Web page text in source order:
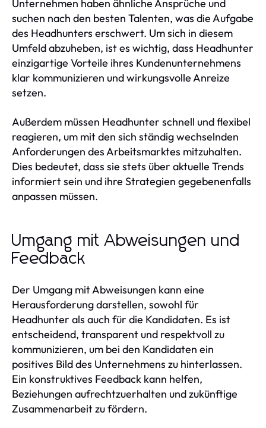
Unternehmen haben ähnliche Ansprüche und
suchen nach den besten Talenten, was die Aufgabe
des Headhunters erschwert. Um sich in diesem
Umfeld abzuheben, ist es wichtig, dass Headhunter
einzigartige Vorteile ihres Kundenunternehmens
klar kommunizieren und wirkungsvolle Anreize
setzen.
Außerdem müssen Headhunter schnell und flexibel
reagieren, um mit den sich ständig wechselnden
Anforderungen des Arbeitsmarktes mitzuhalten.
Dies bedeutet, dass sie stets über aktuelle Trends
informiert sein und ihre Strategien gegebenenfalls
anpassen müssen.
Umgang mit Abweisungen und
Feedback
Der Umgang mit Abweisungen kann eine
Herausforderung darstellen, sowohl für
Headhunter als auch für die Kandidaten. Es ist
entscheidend, transparent und respektvoll zu
kommunizieren, um bei den Kandidaten ein
positives Bild des Unternehmens zu hinterlassen.
Ein konstruktives Feedback kann helfen,
Beziehungen aufrechtzuerhalten und zukünftige
Zusammenarbeit zu fördern.